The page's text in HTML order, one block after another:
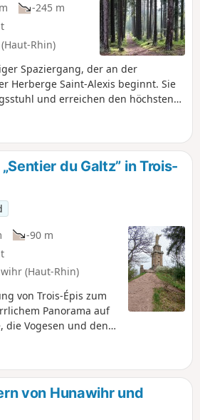
-245 m
Rhin)
Spaziergang, der an der
Herberge Saint-Alexis beginnt. Sie
und erreichen den höchsten
du Galtz” in Trois-
-90 m
(Haut-Rhin)
von Trois-Épis zum
Panorama auf
die Vogesen und den
Alpen.
von Hunawihr und